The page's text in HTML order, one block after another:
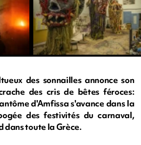
des sonnailles annonce son
des cris de bêtes féroces:
d'Amfissa s'avance dans la
des festivités du carnaval,
dans toute la Grèce.